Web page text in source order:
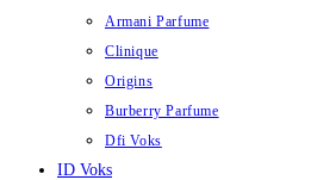
Armani Parfume
Clinique
Origins
Burberry Parfume
Dfi Voks
ID Voks